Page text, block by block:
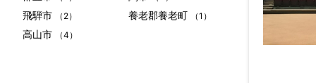
飛騨市 （2） 養老郡養老町 （1）
高山市 （4）